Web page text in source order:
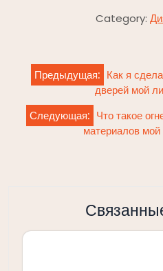
Category:
Навигация
записям
Предыдущая: Как я
дверей мой
Следующая: Что такое
материалов